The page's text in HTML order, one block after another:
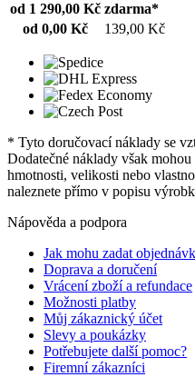
od 1 290,00 Kč zdarma*
od 0,00 Kč
139,00 Kč
* Tyto doručovací náklady se
Dodatečné náklady však
hmotnosti, velikosti nebo
naleznete přímo v popisu
Nápověda a podpora
Jak mohu zadat
Doprava a doručení
Vrácení zboží a refundace
Možnosti platby
Můj zákaznický účet
Slevy a poukázky
Potřebujete další pomoc?
Firemní zákazníci